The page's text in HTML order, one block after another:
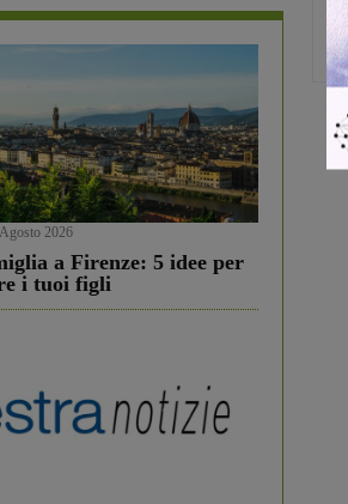
2026
a Firenze: 5 idee per
i tuoi figli